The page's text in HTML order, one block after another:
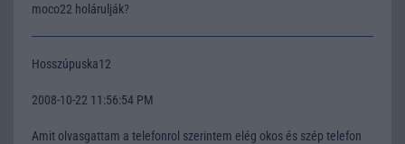
moco22 holárulják?
Hosszúpuska12
2008-10-22 11:56:54 PM
Amit olvasgattam a telefonrol szerintem elég okos és szép telefon